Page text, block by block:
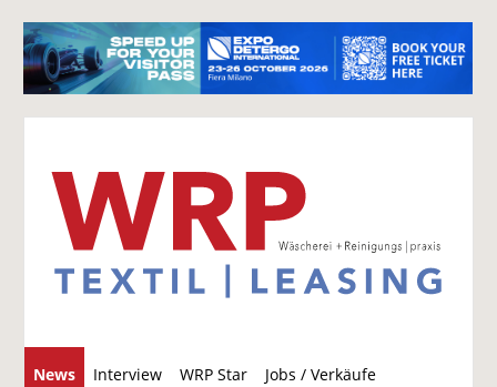
News Interview WRP Star Jobs / Verkäufe